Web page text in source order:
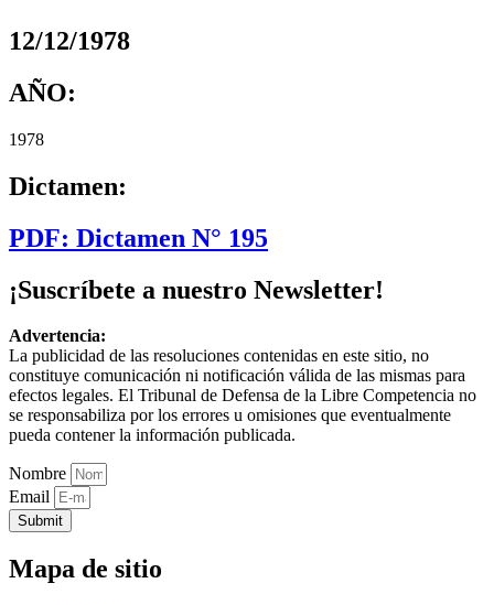
12/12/1978
AÑO:
1978
Dictamen:
PDF: Dictamen N° 195
¡Suscríbete a nuestro Newsletter!
Advertencia:
La publicidad de las resoluciones contenidas en este sitio, no
constituye comunicación ni notificación válida de las mismas para
efectos legales. El Tribunal de Defensa de la Libre Competencia no
se responsabiliza por los errores u omisiones que eventualmente
pueda contener la información publicada.
Nombre
Email
Submit
Mapa de sitio